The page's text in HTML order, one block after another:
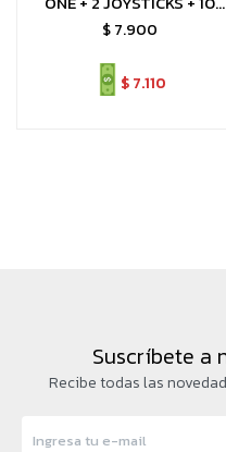
JUEGOS + 1 MEMORY CARD
$7.900
$ 7.110
Suscríbete a
Recibe todas las